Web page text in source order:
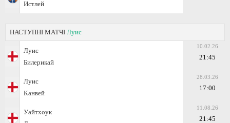
Истлей
НАСТУПНІ МАТЧІ Луис
Луис
Билерикай
10.02.26
21:45
Луис
Канвей
28.03.26
17:00
Уайтхоук
11.08.26
21:45